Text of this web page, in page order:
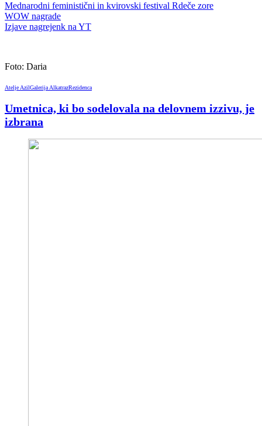
Mednarodni feministični in kvirovski festival Rdeče zore
WOW nagrade
Izjave nagrejenk na YT
Foto: Daria
Atelje AzilGalerija AlkatrazRezidenca
Umetnica, ki bo sodelovala na delovnem izzivu, je
izbrana